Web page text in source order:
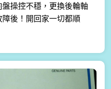
操控不穩，更換後輪軸
後！開回家一切都順